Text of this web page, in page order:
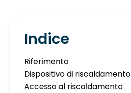
Indice
Riferimento
Dispositivo di riscaldamento
Accesso al riscaldamento